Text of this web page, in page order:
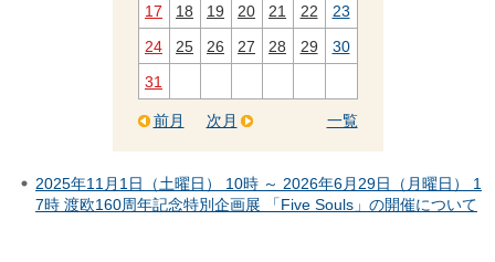
17
18 19 20 21 22
23
24
25 26 27 28 29
30
31
前月 一覧
次月
2025年11月1日（土曜日） 10時 ～ 2026年6月29日（月曜日） 1
7時 渡欧160周年記念特別企画展 「Five Souls」の開催について